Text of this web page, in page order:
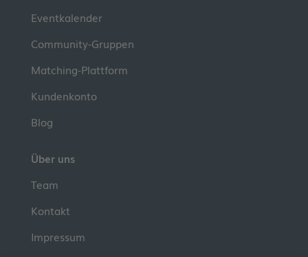
Eventkalender
Community-Gruppen
Matching-Plattform
Kundenkonto
Blog
Über uns
Team
Kontakt
Impressum